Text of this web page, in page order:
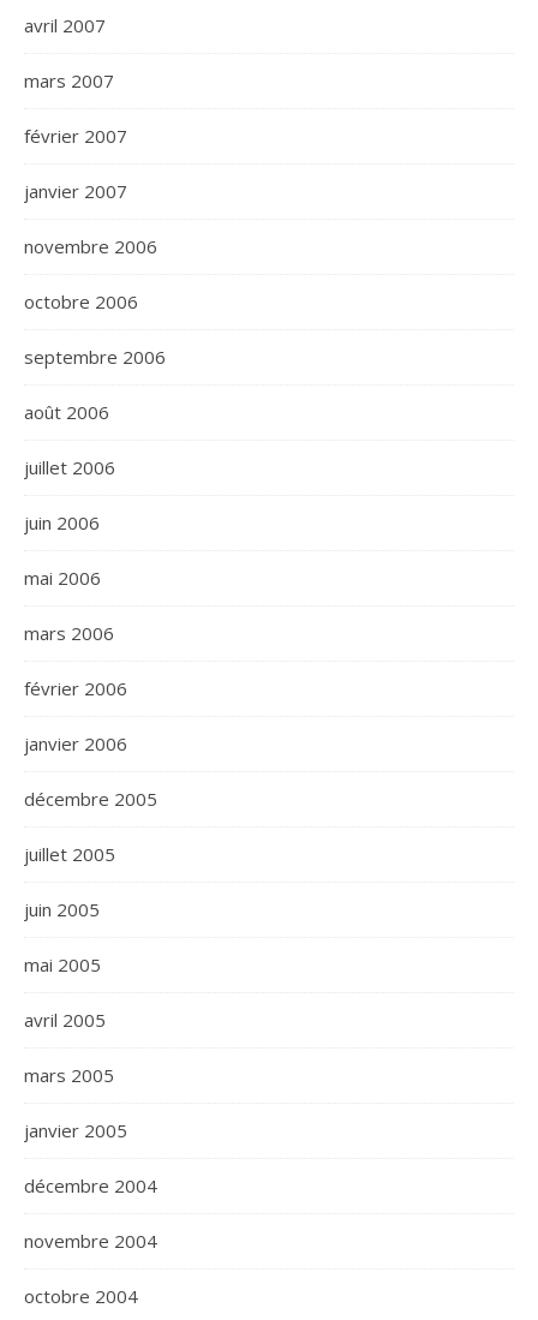
avril 2007
mars 2007
février 2007
janvier 2007
novembre 2006
octobre 2006
septembre 2006
août 2006
juillet 2006
juin 2006
mai 2006
mars 2006
février 2006
janvier 2006
décembre 2005
juillet 2005
juin 2005
mai 2005
avril 2005
mars 2005
janvier 2005
décembre 2004
novembre 2004
octobre 2004